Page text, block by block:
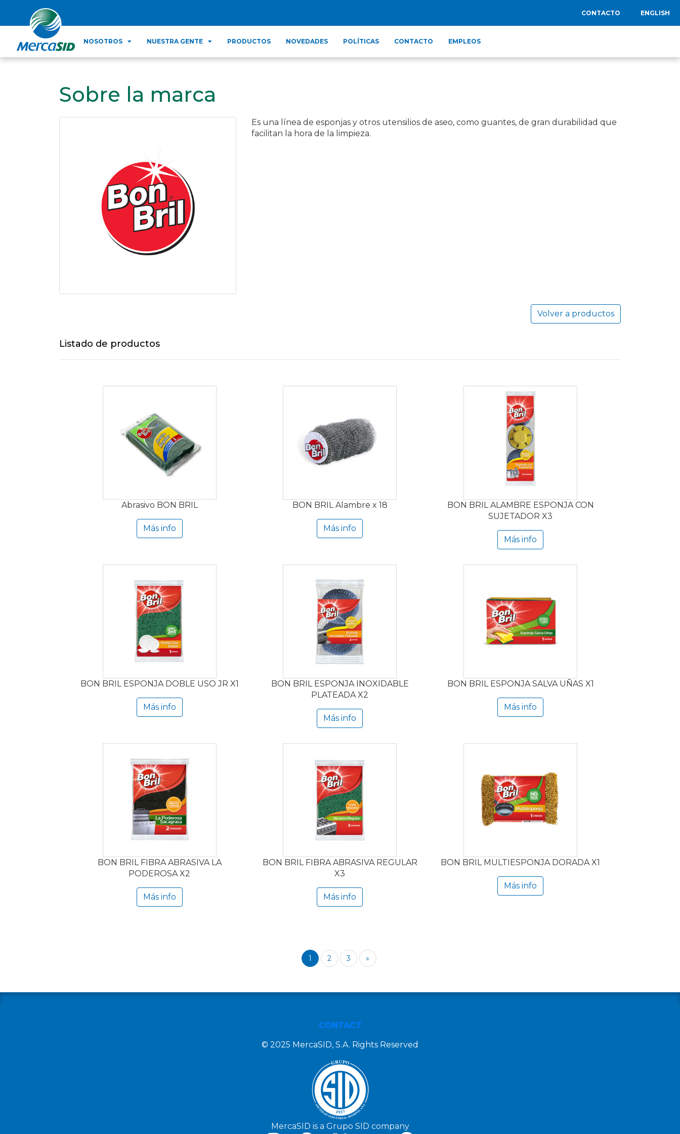
CONTACTO ENGLISH
NOSOTROS NUESTRA GENTE PRODUCTOS NOVEDADES POLÍTICAS CONTACTO EMPLEOS
Sobre la marca
Es una línea de esponjas y otros utensilios de aseo, como guantes, de gran durabilidad que
facilitan la hora de la limpieza.
Volver a productos
Listado de productos
Abrasivo BON BRIL
Más info
BON BRIL Alambre x 18
Más info
BON BRIL ALAMBRE ESPONJA CON
SUJETADOR X3
Más info
BON BRIL ESPONJA DOBLE USO JR X1
Más info
BON BRIL ESPONJA INOXIDABLE
PLATEADA X2
Más info
BON BRIL ESPONJA SALVA UÑAS X1
Más info
BON BRIL FIBRA ABRASIVA LA
PODEROSA X2
Más info
BON BRIL FIBRA ABRASIVA REGULAR
X3
Más info
BON BRIL MULTIESPONJA DORADA X1
Más info
1 2 3 »
CONTACT
© 2025 MercaSID, S.A. Rights Reserved
MercaSID is a Grupo SID company